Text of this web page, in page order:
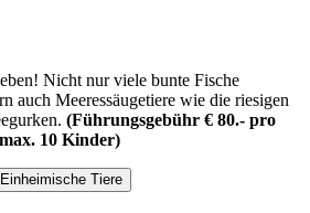
Nicht nur viele bunte Fische
auch Meeressäugetiere wie die riesigen
(Führungsgebühr € 80.- pro
10 Kinder)
Einheimische Tiere